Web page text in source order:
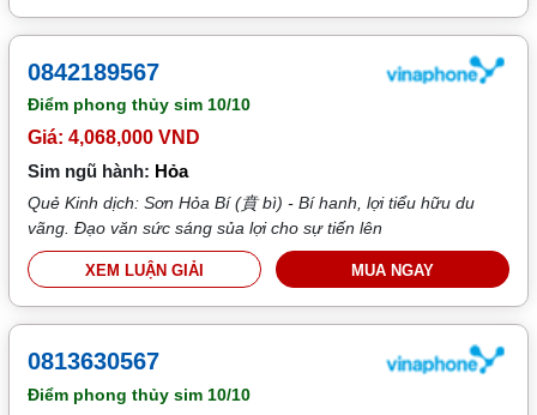
0842189567
Điểm phong thủy sim10/10
Giá: 4,068,000 VND
Sim ngũ hành: Hỏa
Quẻ Kinh dịch: Sơn Hỏa Bí (賁 bì) - Bí hanh, lợi tiểu hữu du
vãng. Đạo văn sức sáng sủa lợi cho sự tiến lên
XEM LUẬN GIẢI MUA NGAY
0813630567
Điểm phong thủy sim 10/10